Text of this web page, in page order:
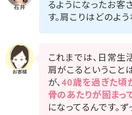
るようになったお客
す。肩こりはどのよ
これまでは、日常生
肩がこるということ
が、40歳を過ぎた頃
骨のあたりが固まっ
になってるんです。ず